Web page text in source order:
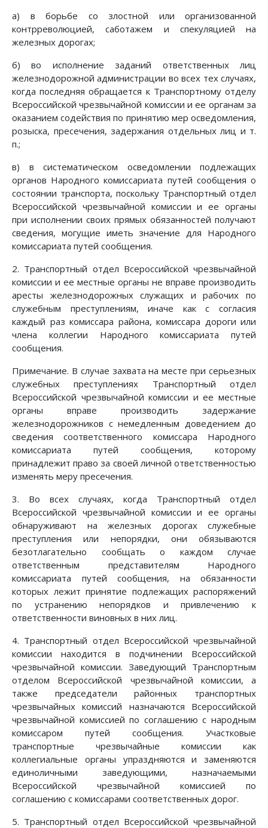
а) в борьбе со злостной или организованной
контрреволюцией, саботажем и спекуляцией на
железных дорогах;
б) во исполнение заданий ответственных лиц
железнодорожной администрации во всех тех случаях,
когда последняя обращается к Транспортному отделу
Всероссийской чрезвычайной комиссии и ее органам за
оказанием содействия по принятию мер осведомления,
розыска, пресечения, задержания отдельных лиц и т.
п.;
в) в систематическом осведомлении подлежащих
органов Народного комиссариата путей сообщения о
состоянии транспорта, поскольку Транспортный отдел
Всероссийской чрезвычайной комиссии и ее органы
при исполнении своих прямых обязанностей получают
сведения, могущие иметь значение для Народного
комиссариата путей сообщения.
2. Транспортный отдел Всероссийской чрезвычайной
комиссии и ее местные органы не вправе производить
аресты железнодорожных служащих и рабочих по
служебным преступлениям, иначе как с согласия
каждый раз комиссара района, комиссара дороги или
члена коллегии Народного комиссариата путей
сообщения.
Примечание. В случае захвата на месте при серьезных
служебных преступлениях Транспортный отдел
Всероссийской чрезвычайной комиссии и ее местные
органы вправе производить задержание
железнодорожников с немедленным доведением до
сведения соответственного комиссара Народного
комиссариата путей сообщения, которому
принадлежит право за своей личной ответственностью
изменять меру пресечения.
3. Во всех случаях, когда Транспортный отдел
Всероссийской чрезвычайной комиссии и ее органы
обнаруживают на железных дорогах служебные
преступления или непорядки, они обязываются
безотлагательно сообщать о каждом случае
ответственным представителям Народного
комиссариата путей сообщения, на обязанности
которых лежит принятие подлежащих распоряжений
по устранению непорядков и привлечению к
ответственности виновных в них лиц.
4. Транспортный отдел Всероссийской чрезвычайной
комиссии находится в подчинении Всероссийской
чрезвычайной комиссии. Заведующий Транспортным
отделом Всероссийской чрезвычайной комиссии, а
также председатели районных транспортных
чрезвычайных комиссий назначаются Всероссийской
чрезвычайной комиссией по соглашению с народным
комиссаром путей сообщения. Участковые
транспортные чрезвычайные комиссии как
коллегиальные органы упраздняются и заменяются
единоличными заведующими, назначаемыми
Всероссийской чрезвычайной комиссией по
соглашению с комиссарами соответственных дорог.
5. Транспортный отдел Всероссийской чрезвычайной